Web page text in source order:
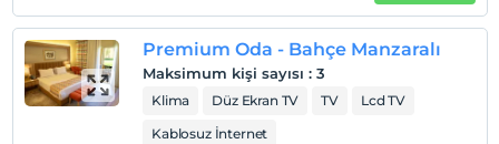
Premium Oda - Bahçe Manzaralı
Maksimum kişi sayısı : 3
Klima Düz Ekran TV TV
Lcd TV
Kablosuz İnternet